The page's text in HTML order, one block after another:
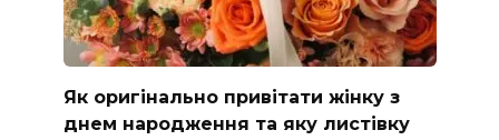
Як оригінально привітати жінку з
днем народження та яку листівку